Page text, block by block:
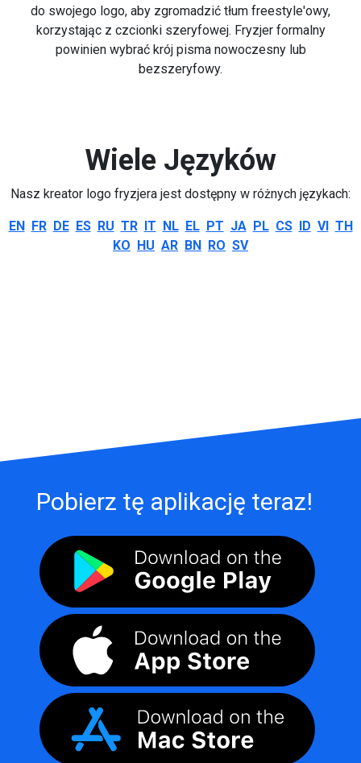
do swojego logo, aby zgromadzić tłum freestyle'owy,
korzystając z czcionki szeryfowej. Fryzjer formalny
powinien wybrać krój pisma nowoczesny lub
bezszeryfowy.
Wiele Języków
Nasz kreator logo fryzjera jest dostępny w różnych językach:
EN FR DE ES RU TR IT NL EL PT JA PL CS ID VI TH
KO HU AR BN RO SV
Pobierz tę aplikację teraz!